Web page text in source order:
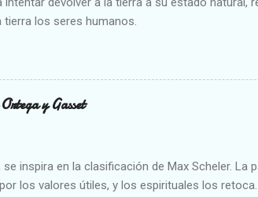
los seres humanos.
y Gasset
inspira en la clasificación de Max Scheler. La
los valores útiles, y los espirituales los